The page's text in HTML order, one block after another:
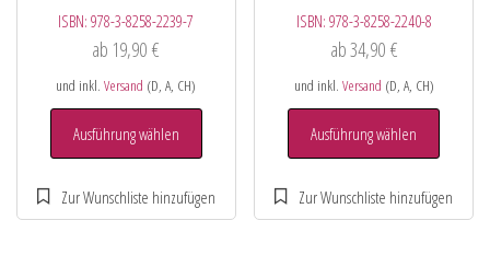
ISBN:978-3-8258-2239-7
ab 19,90€
und inkl.Versand (D, A, CH)
Ausführung wählen
ISBN: 978-3-8258-2240-8
ab34,90 €
und inkl. Versand (D, A, CH)
Ausführung wählen